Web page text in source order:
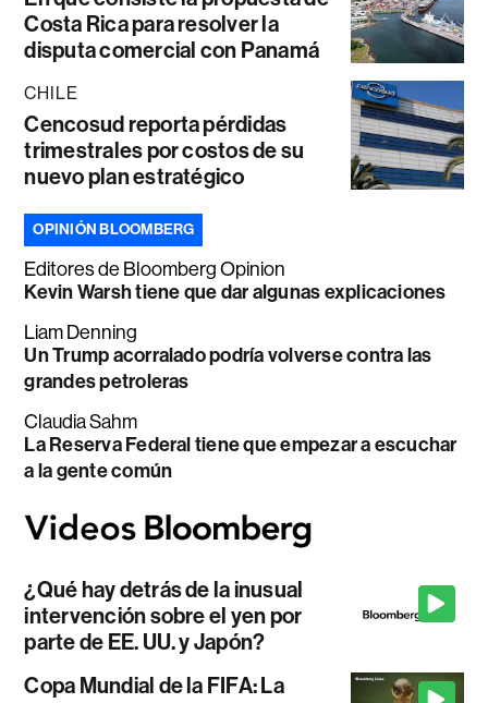
Costa Rica para resolver la
disputa comercial con Panamá
CHILE
Cencosud reporta pérdidas
trimestrales por costos de su
nuevo plan estratégico
OPINIÓN BLOOMBERG
Editores de Bloomberg Opinion
Kevin Warsh tiene que dar algunas explicaciones
Liam Denning
Un Trump acorralado podría volverse contra las
grandes petroleras
Claudia Sahm
La Reserva Federal tiene que empezar a escuchar
a la gente común
¿Qué hay detrás de la inusual
intervención sobre el yen por
parte de EE. UU. y Japón?
Copa Mundial de la FIFA: La